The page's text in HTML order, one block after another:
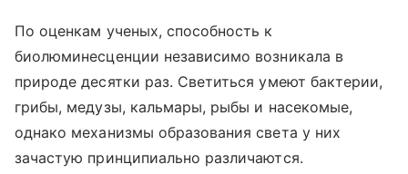
По оценкам ученых, способность к
биолюминесценции независимо возникала в
природе десятки раз. Светиться умеют бактерии,
грибы, медузы, кальмары, рыбы и насекомые,
однако механизмы образования света у них
зачастую принципиально различаются.